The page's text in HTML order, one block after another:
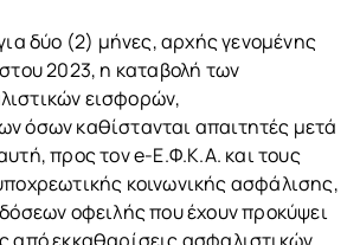
δύο (2) μήνες, αρχής γενομένης
2023, η καταβολή των
εισφορών,
όσων καθίστανται απαιτητές μετά
προς τον e-Ε.Φ.Κ.Α. και τους
κοινωνικής ασφάλισης,
οφειλής που έχουν προκύψει